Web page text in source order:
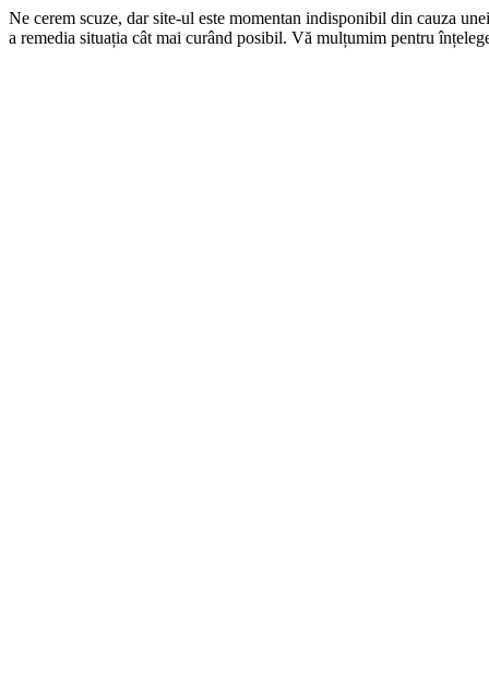
Ne cerem scuze, dar site-ul este momentan indisponibil din cauza
a remedia situația cât mai curând posibil. Vă mulțumim pentru